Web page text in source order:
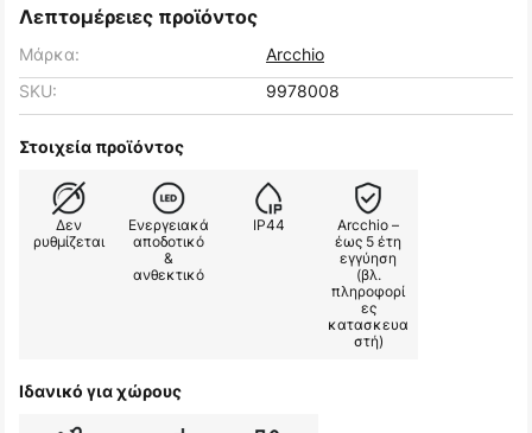
Λεπτομέρειες προϊόντος
Μάρκα:
Arcchio
SKU:
9978008
Στοιχεία προϊόντος
Δεν
ρυθμίζεται
Ενεργειακά
αποδοτικό
&
ανθεκτικό
IP44
Arcchio –
έως 5 έτη
εγγύηση
(βλ.
πληροφορί
ες
κατασκευα
στή)
Ιδανικό για χώρους